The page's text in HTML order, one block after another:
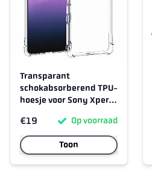
Transparant
schokabsorberend TPU-
hoesje voor Sony Xperia
€19 Op voorraad
Toon